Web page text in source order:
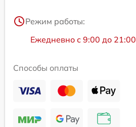
Режим работы:
Ежедневно с 9:00 до 21:00
Способы оплаты